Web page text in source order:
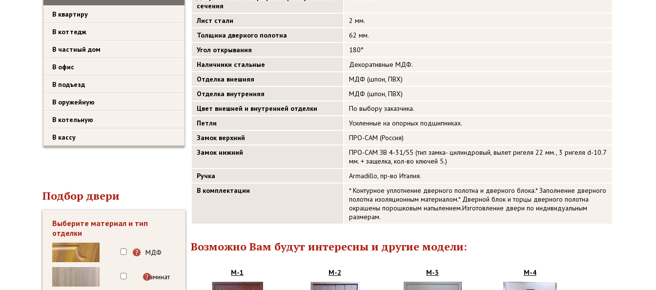
сечения
Лист стали
2 мм.
Толщина дверного полотна
62 мм.
Угол открывания
180°
Наличники стальные
Декоративные МДФ.
Отделка внешняя
МДФ (шпон, ПВХ)
Отделка внутренняя
МДФ (шпон, ПВХ)
Цвет внешней и внутренней отделки
По выбору заказчика.
Петли
Усиленные на опорных подшипниках.
Замок верхний
ПРО-САМ (Россия)
Замок нижний
ПРО-САМ ЗВ 4-31/55 (тип замка- цилиндровый, вылет ригеля 22 мм., 3 ригеля d-10.7
мм. + защелка, кол-во ключей 5.)
Ручка
Armadillo, пр-во Италия.
В комплектации
* Контурное уплотнение дверного полотна и дверного блока.* Заполнение дверного
полотна изоляционным материалом.* Дверной блок и торцы дверного полотна
окрашены порошковым напылением.Изготовление двери по индивидуальным
размерам.
Возможно Вам будут интересны и другие модели:
М-1 М-2 М-3 М-4
В квартиру
В коттедж
В частный дом
В офис
В подъезд
В оружейную
В котельную
В кассу
Подбор двери
Выберите материал и тип
отделки
МДФ
Ламинат